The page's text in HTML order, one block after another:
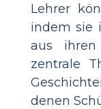
Lehrer
indem sie
aus ihren
zentrale
denen